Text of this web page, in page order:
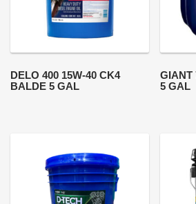
DELO 400 15W-40 CK4
BALDE 5 GAL
GIANT
5 GAL